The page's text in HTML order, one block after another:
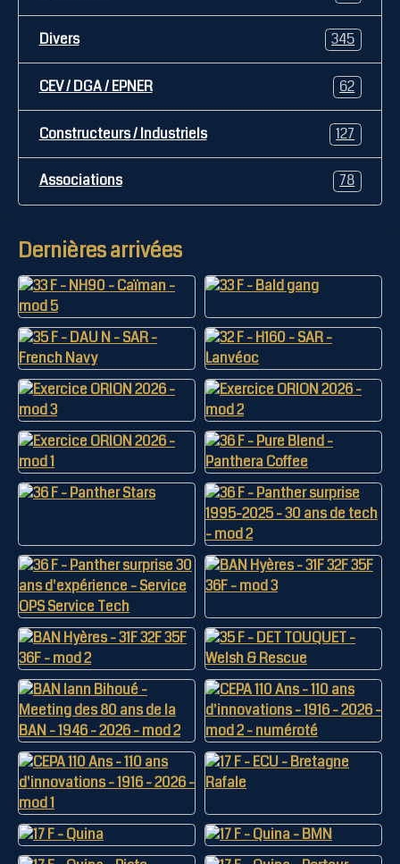
Divers 345
CEV / DGA / EPNER 62
Constructeurs / Industriels 127
Associations 78
Dernières arrivées